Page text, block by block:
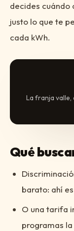
decides cuándo
justo lo que te
cada kWh.
La franja
Qué
barato: ahí
O una tarifa
programas